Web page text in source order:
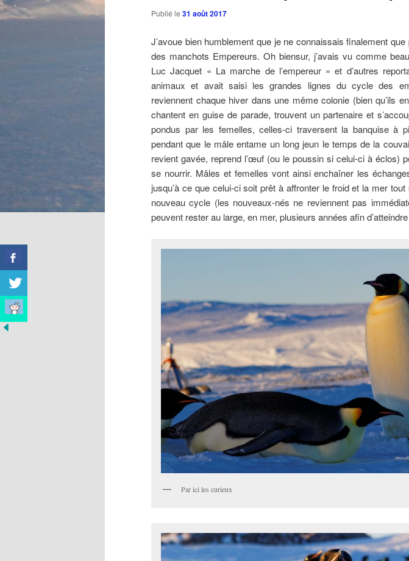
Publié le 31 août 2017
J’avoue bien humblement que je ne connaissais finalement
des manchots Empereurs. Oh biensur, j’avais vu comme
Luc Jacquet « La marche de l’empereur » et d’autres
animaux et avait saisi les grandes lignes du cycle des
reviennent chaque hiver dans une même colonie (bien qu’ils
chantent en guise de parade, trouvent un partenaire et
pondus par les femelles, celles-ci traversent la banquise à
pendant que le mâle entame un long jeun le temps de la
revient gavée, reprend l’œuf (ou le poussin si celui-ci à éclos)
se nourrir. Mâles et femelles vont ainsi enchaîner les
jusqu’à ce que celui-ci soit prêt à affronter le froid et la mer
nouveau cycle (les nouveaux-nés ne reviennent pas
peuvent rester au large, en mer, plusieurs années afin
Par ici les curieux